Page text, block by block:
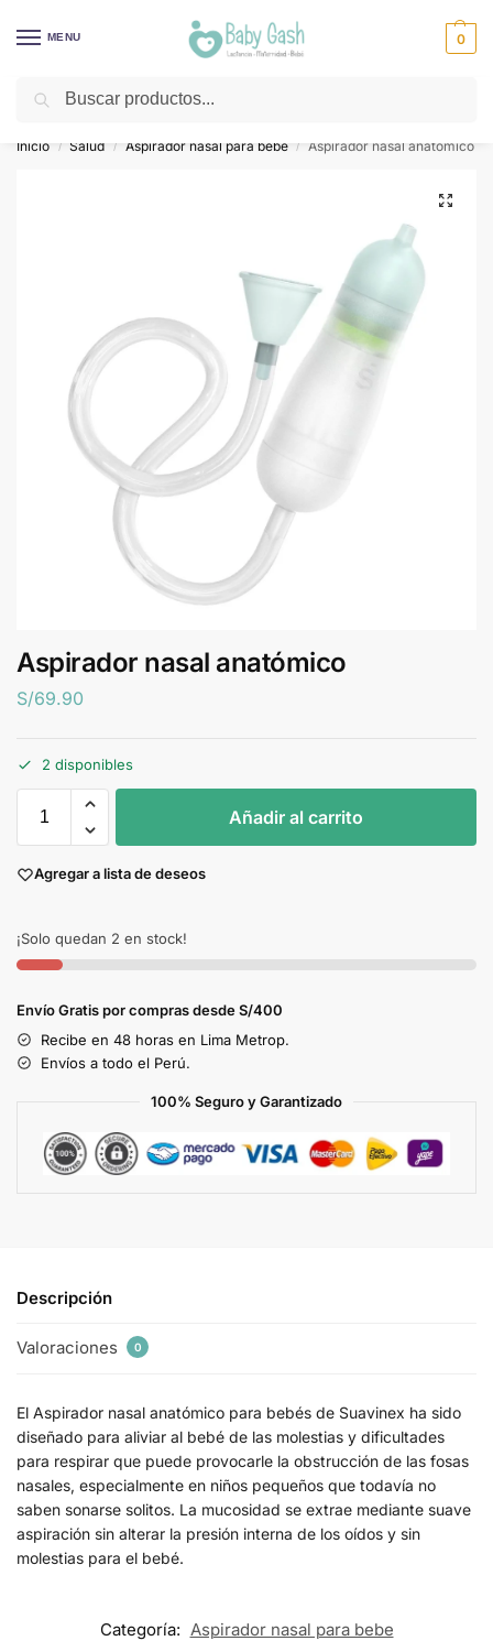
MENU 0
¡Descuentos todos los días! ⚡ Baby Gash
Inicio / Salud / Aspirador nasal para bebe / Aspirador nasal anatómico
Aspirador nasal anatómico
S/69.90
2 disponibles
Añadir al carrito
Agregar a lista de deseos
¡Solo quedan 2 en stock!
Envío Gratis por compras desde S/400
Recibe en 48 horas en Lima Metrop.
Envíos a todo el Perú.
100% Seguro y Garantizado
Descripción
Valoraciones 0
El Aspirador nasal anatómico para bebés de Suavinex ha sido
diseñado para aliviar al bebé de las molestias y dificultades
para respirar que puede provocarle la obstrucción de las fosas
nasales, especialmente en niños pequeños que todavía no
saben sonarse solitos. La mucosidad se extrae mediante suave
aspiración sin alterar la presión interna de los oídos y sin
molestias para el bebé.
Categoría: Aspirador nasal para bebe